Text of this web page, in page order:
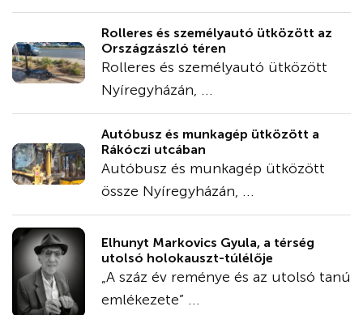
Rolleres és személyautó ütközött az
Országzászló téren
Rolleres és személyautó ütközött
Nyíregyházán, ...
Autóbusz és munkagép ütközött a
Rákóczi utcában
Autóbusz és munkagép ütközött
össze Nyíregyházán, ...
Elhunyt Markovics Gyula, a térség
utolsó holokauszt-túlélője
„A száz év reménye és az utolsó tanú
emlékezete” ...